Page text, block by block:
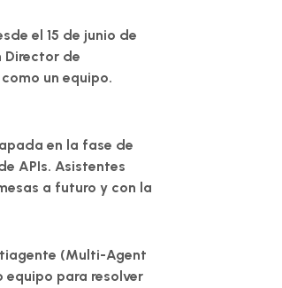
el 15 de junio de
Director de
un equipo.
en la fase de
APIs. Asistentes
a futuro y con la
(Multi-Agent
equipo para resolver